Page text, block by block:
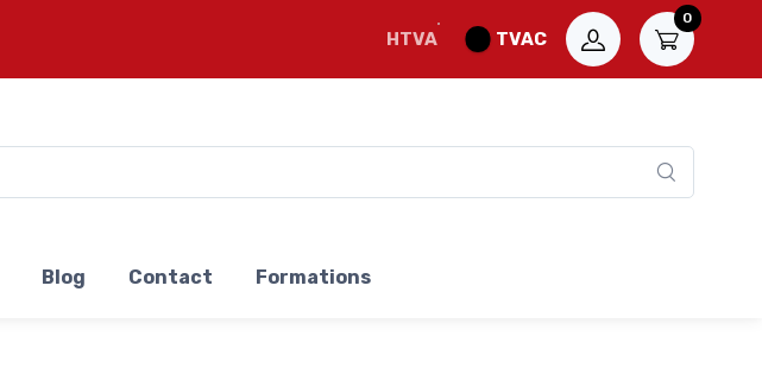
HTVA TVAC
0
Blog Contact Formations